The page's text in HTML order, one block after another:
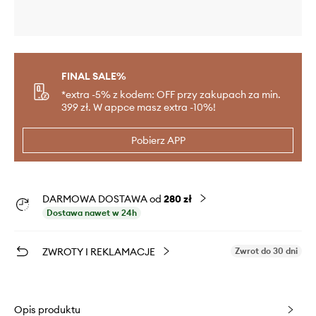
FINAL SALE%
*extra -5% z kodem: OFF przy zakupach za min.
399 zł. W appce masz extra -10%!
Pobierz APP
DARMOWA DOSTAWA od 280 zł
Dostawa nawet w 24h
ZWROTY I REKLAMACJE Zwrot do 30 dni
Opis produktu